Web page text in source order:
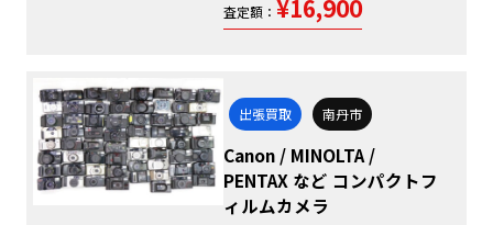
査定額： ¥16,900
出張買取 南丹市
Canon / MINOLTA /
PENTAX など コンパクトフ
ィルムカメラ